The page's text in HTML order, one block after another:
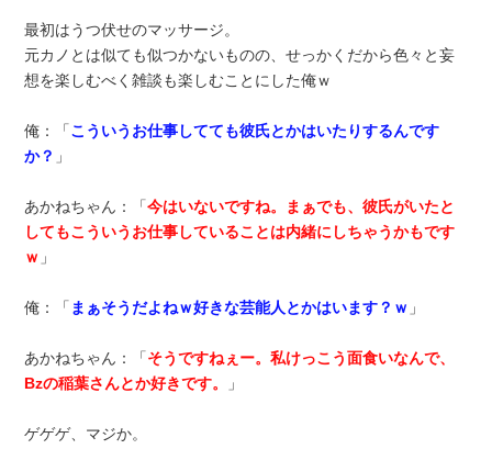
最初はうつ伏せのマッサージ。
元カノとは似ても似つかないものの、せっかくだから色々と妄
想を楽しむべく雑談も楽しむことにした俺ｗ
俺：「こういうお仕事してても彼氏とかはいたりするんです
か？ 」
あかねちゃん：「今はいないですね。まぁでも、彼氏がいたと
してもこういうお仕事していることは内緒にしちゃうかもです
ｗ 」
俺：「 まぁそうだよねｗ好きな芸能人とかはいます？ｗ 」
あかねちゃん：「そうですねぇー。私けっこう面食いなんで、
Bzの稲葉さんとか好きです。
」
ゲゲゲ、マジか。